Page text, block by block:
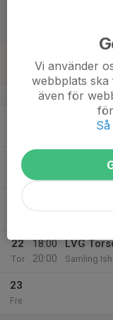
20
Tis
LVG
22
Tor
18:00
20:00
LVG
Samling
23
Fre
Vi använder
webbplats
även för